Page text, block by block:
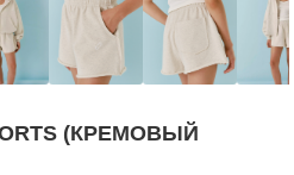
(КРЕМОВЫЙ